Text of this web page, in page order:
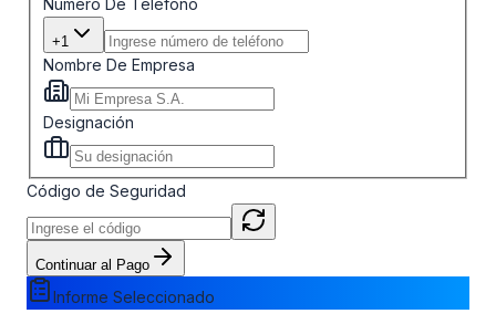
+1
Nombre De Empresa
Designación
Código de Seguridad
Continuar al Pago
Informe Seleccionado